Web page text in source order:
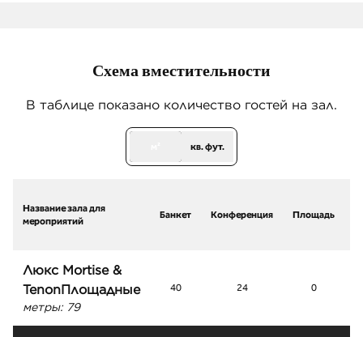
Схема вместительности
В таблице показано количество гостей на зал.
кв. фут.
Название зала для
мероприятий
Банкет Конференция Площадь
Люкс Mortise &
TenonПлощадные
метры: 79
40 24 0